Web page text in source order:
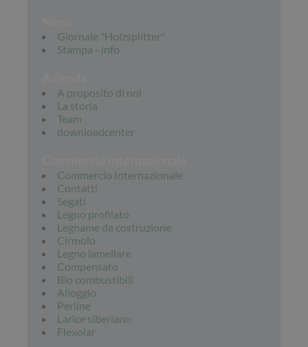
Giornale "Holzsplitter"
Stampa - info
A proposito di noi
La storia
Team
downloadcenter
Commercio Internazionale
Contatti
Segati
Legno profilato
Legname da costruzione
Cirmolo
Legno lamellare
Compensato
Bio combustibili
Alloggio
Perline
Larice siberiano
Flexolar